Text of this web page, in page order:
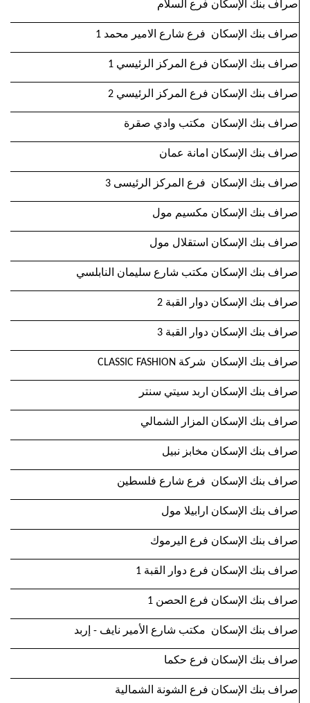
صراف بنك الإسكان فرع السلام
صراف بنك الإسكان فرع شارع الامير محمد 1
صراف بنك الإسكان فرع المركز الرئيسي 1
صراف بنك الإسكان فرع المركز الرئيسي 2
صراف بنك الإسكان مكتب وادي صقرة
صراف بنك الإسكان امانة عمان
صراف بنك الإسكان فرع المركز الرئيسى 3
صراف بنك الإسكان مكسيم مول
صراف بنك الإسكان استقلال مول
صراف بنك الإسكان مكتب شارع سليمان النابلسي
صراف بنك الإسكان دوار القبة 2
صراف بنك الإسكان دوار القبة 3
صراف بنك الإسكان شركة CLASSIC FASHION
صراف بنك الإسكان اربد سيتي سنتر
صراف بنك الإسكان المزار الشمالي
صراف بنك الإسكان مخابز نبيل
صراف بنك الإسكان فرع شارع فلسطين
صراف بنك الإسكان ارابيلا مول
صراف بنك الإسكان فرع اليرموك
صراف بنك الإسكان فرع دوار القبة 1
صراف بنك الإسكان فرع الحصن 1
صراف بنك الإسكان مكتب شارع الأمير نايف - إربد
صراف بنك الإسكان فرع حكما
صراف بنك الإسكان فرع الشونة الشمالية